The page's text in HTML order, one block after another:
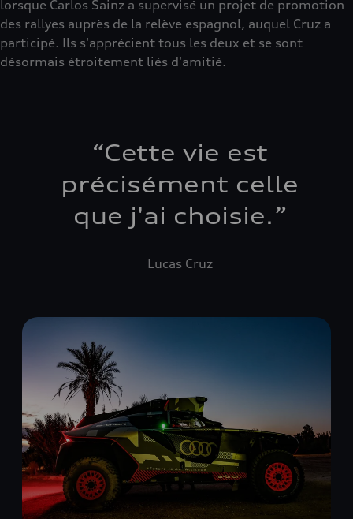
lorsque Carlos Sainz a supervisé un projet de promotion
des rallyes auprès de la relève espagnol, auquel Cruz a
participé. Ils s'apprécient tous les deux et se sont
désormais étroitement liés d'amitié.
“Cette vie est
précisément celle
que j'ai choisie.”
Lucas Cruz